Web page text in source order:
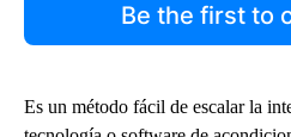
Be the first to
Es un método fácil de escalar la